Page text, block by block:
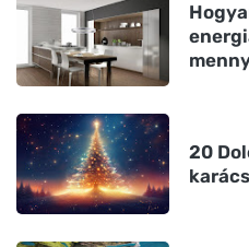
20